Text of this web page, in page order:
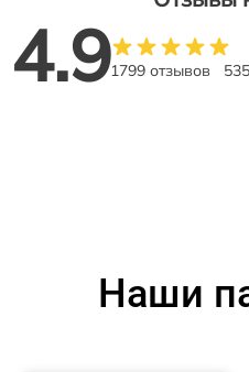
4.91799 отзывов
Наши